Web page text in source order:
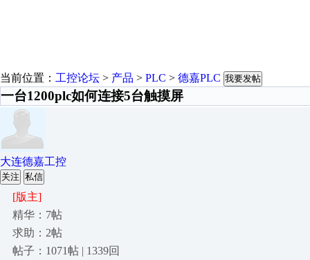
当前位置： 工控论坛 > 产品 > PLC > 德嘉PLC 我要发帖
一台1200plc如何连接5台触摸屏
大连德嘉工控
关注 私信
[版主]
精华：7帖
求助：2帖
帖子：1071帖 | 1339回